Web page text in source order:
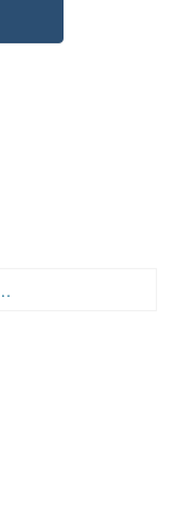
Meineweh, Mertendorf, Molauer Land, Schönburg, Wethau und der Verbandsgemeinde Wethautal